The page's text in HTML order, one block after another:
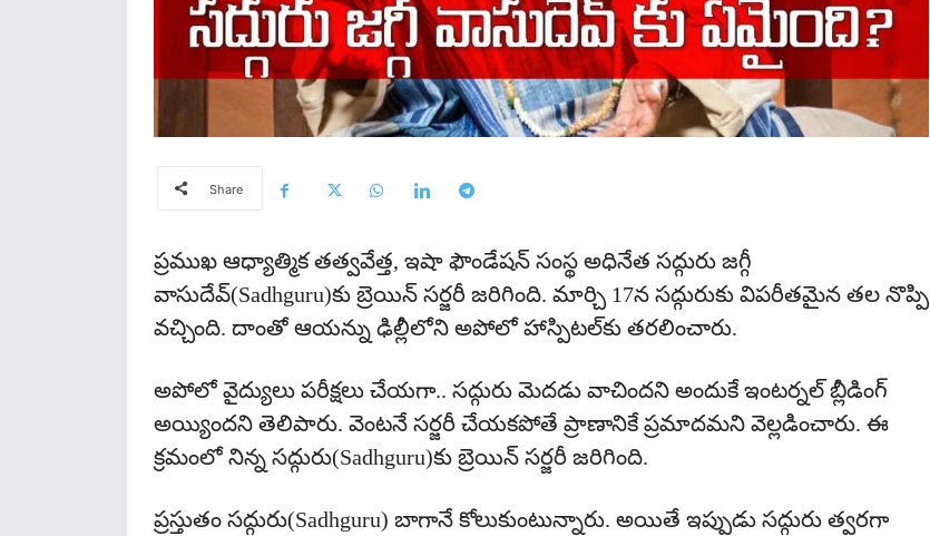
Share
ప్ర‌ముఖ ఆధ్యాత్మిక త‌త్వ‌వేత్త‌, ఇషా ఫౌండేష‌న్ సంస్థ అధినేత స‌ద్గురు జ‌గ్గీ
వాసుదేవ్‌(Sadhguru)కు బ్రెయిన్ స‌ర్జ‌రీ జ‌రిగింది. మార్చి 17న స‌ద్గురుకు విప‌రీత‌మైన త‌ల నొప్పి
వ‌చ్చింది. దాంతో ఆయ‌న్ను ఢిల్లీలోని అపోలో హాస్పిట‌ల్‌కు త‌ర‌లించారు.
అపోలో వైద్యులు ప‌రీక్ష‌లు చేయ‌గా.. స‌ద్గురు మెద‌డు వాచింద‌ని అందుకే ఇంట‌ర్న‌ల్ బ్లీడింగ్
అయ్యింద‌ని తెలిపారు. వెంట‌నే స‌ర్జ‌రీ చేయ‌క‌పోతే ప్రాణానికే ప్ర‌మాదమని వెల్లడించారు. ఈ
క్రమంలో నిన్న స‌ద్గురు(Sadhguru)కు బ్రెయిన్ స‌ర్జ‌రీ జ‌రిగింది.
ప్ర‌స్తుతం సద్గురు(Sadhguru) బాగానే కోలుకుంటున్నారు. అయితే ఇప్పుడు స‌ద్గురు త్వ‌ర‌గా